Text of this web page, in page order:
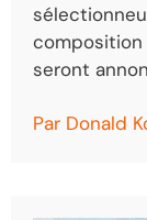
seront
Par Donald